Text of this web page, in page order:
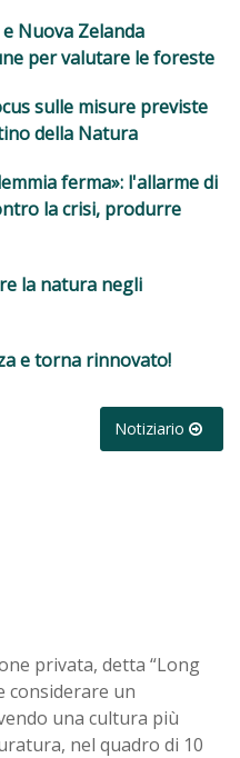
Nuova Zelanda
per valutare le foreste
sulle misure previste
della Natura
ferma»: l'allarme di
la crisi, produrre
la natura negli
e torna rinnovato!
Notiziario
privata, detta “Long
considerare un
una cultura più
nel quadro di 10